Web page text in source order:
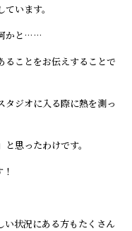
います。
かと……
ることをお伝えすることで
タジオに入る際に熱を測っ
思ったわけです。
い状況にある方もたくさん